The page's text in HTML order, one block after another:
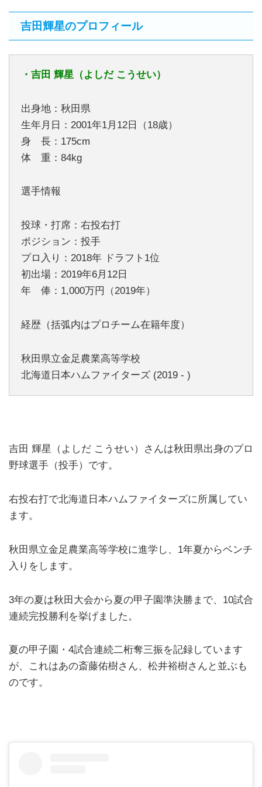
吉田輝星のプロフィール
・吉田 輝星（よしだ こうせい）
出身地：秋田県
生年月日：2001年1月12日（18歳）
身 長：175cm
体 重：84kg
選手情報
投球・打席：右投右打
ポジション：投手
プロ入り：2018年 ドラフト1位
初出場：2019年6月12日
年 俸：1,000万円（2019年）
経歴（括弧内はプロチーム在籍年度）
秋田県立金足農業高等学校
北海道日本ハムファイターズ (2019 - )
吉田 輝星（よしだ こうせい）さんは秋田県出身のプロ
野球選手（投手）です。
右投右打で北海道日本ハムファイターズに所属してい
ます。
秋田県立金足農業高等学校に進学し、1年夏からベンチ
入りをします。
3年の夏は秋田大会から夏の甲子園準決勝まで、10試合
連続完投勝利を挙げました。
夏の甲子園・4試合連続二桁奪三振を記録しています
が、これはあの斎藤佑樹さん、松井裕樹さんと並ぶも
のです。